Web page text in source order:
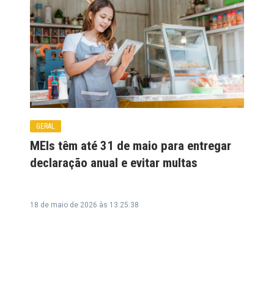
GERAL
MEIs têm até 31 de maio para entregar
declaração anual e evitar multas
18 de maio de 2026 às 13:25:38